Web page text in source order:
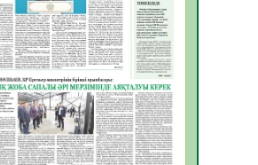
26
ауруларға
иммундау
тиімділігі
27
ауруы туралы